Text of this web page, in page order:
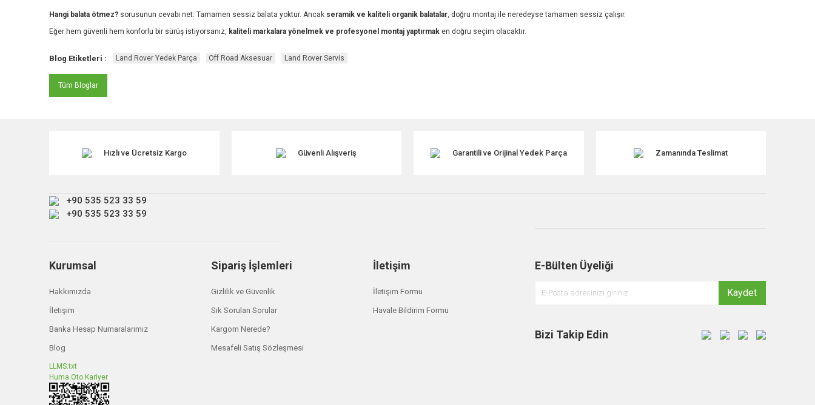
Hangi balata ötmez? sorusunun cevabı net: Tamamen sessiz balata yoktur. Ancak seramik ve kaliteli organik balatalar, doğru montaj ile neredeyse tamamen sessiz çalışır.
Eğer hem güvenli hem konforlu bir sürüş istiyorsanız, kaliteli markalara yönelmek ve profesyonel montaj yaptırmak en doğru seçim olacaktır.
Blog Etiketleri : Land Rover Yedek Parça Off Road Aksesuar Land Rover Servis
Tüm Bloglar
Hızlı ve Ücretsiz Kargo Güvenli Alışveriş Garantili ve Orijinal Yedek Parça Zamanında Teslimat
+90 535 523 33 59
+90 535 523 33 59
Kurumsal
Hakkımızda
İletişim
Banka Hesap Numaralarımız
Blog
LLMS.txt
Huma Oto Kariyer
Sipariş İşlemleri
Gizlilik ve Güvenlik
Sık Sorulan Sorular
Kargom Nerede?
Mesafeli Satış Sözleşmesi
İletişim
İletişim Formu
Havale Bildirim Formu
E-Bülten Üyeliği
Kaydet
Bizi Takip Edin